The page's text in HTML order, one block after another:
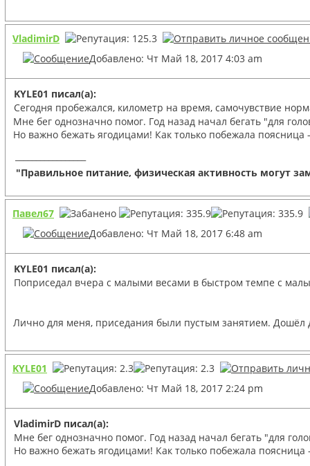
VladimirD
Добавлено: Чт Май 18, 2017 4:03 am
KYLE01 писал(а):
Сегодня пробежался, километр на время, самочувствие
Мне бег однозначно помог. Год назад начал бегать "для
Но важно бежать ягодицами! Как только побежала
"Правильное питание, физическая активность могут
Павел67
Добавлено: Чт Май 18, 2017 6:48 am
KYLE01 писал(а):
Поприседал вчера с малыми весами в быстром темпе с
Лично для меня, приседания были пустым занятием. Дошёл
KYLE01
Добавлено: Чт Май 18, 2017 2:24 pm
VladimirD писал(а):
Мне бег однозначно помог. Год назад начал бегать "для
Но важно бежать ягодицами! Как только побежала